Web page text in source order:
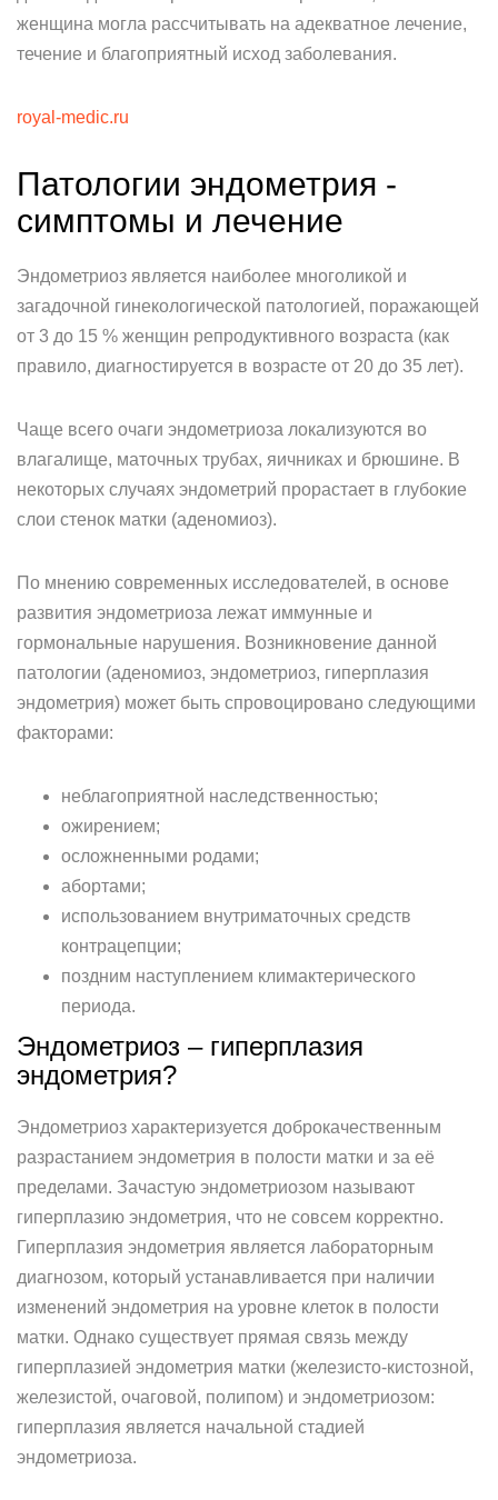
женщина могла рассчитывать на адекватное лечение,
течение и благоприятный исход заболевания.
royal-medic.ru
Патологии эндометрия -
симптомы и лечение
Эндометриоз является наиболее многоликой и
загадочной гинекологической патологией, поражающей
от 3 до 15 % женщин репродуктивного возраста (как
правило, диагностируется в возрасте от 20 до 35 лет).
Чаще всего очаги эндометриоза локализуются во
влагалище, маточных трубах, яичниках и брюшине. В
некоторых случаях эндометрий прорастает в глубокие
слои стенок матки (аденомиоз).
По мнению современных исследователей, в основе
развития эндометриоза лежат иммунные и
гормональные нарушения. Возникновение данной
патологии (аденомиоз, эндометриоз, гиперплазия
эндометрия) может быть спровоцировано следующими
факторами:
неблагоприятной наследственностью;
ожирением;
осложненными родами;
абортами;
использованием внутриматочных средств
контрацепции;
поздним наступлением климактерического
периода.
Эндометриоз – гиперплазия
эндометрия?
Эндометриоз характеризуется доброкачественным
разрастанием эндометрия в полости матки и за её
пределами. Зачастую эндометриозом называют
гиперплазию эндометрия, что не совсем корректно.
Гиперплазия эндометрия является лабораторным
диагнозом, который устанавливается при наличии
изменений эндометрия на уровне клеток в полости
матки. Однако существует прямая связь между
гиперплазией эндометрия матки (железисто-кистозной,
железистой, очаговой, полипом) и эндометриозом:
гиперплазия является начальной стадией
эндометриоза.